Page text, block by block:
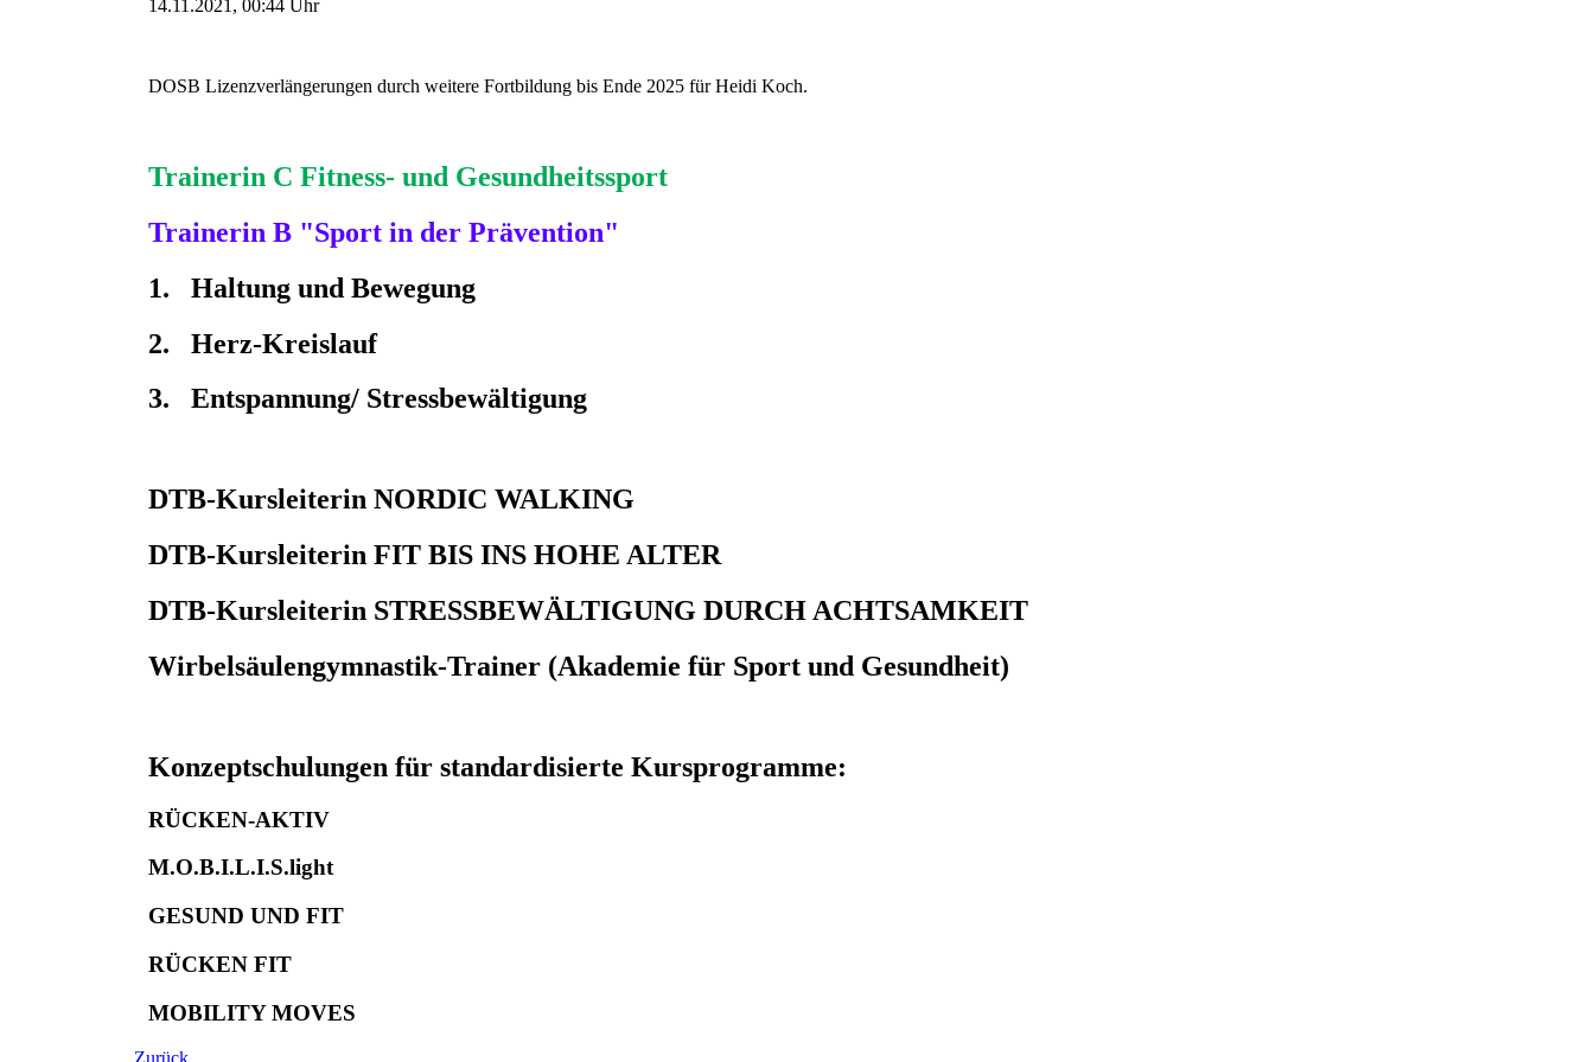
14.11.2021, 00:44Uhr
DOSB Lizenzverlängerungen durch weitere Fortbildung bis Ende 2025 für Heidi Koch.
Trainerin C Fitness- und Gesundheitssport
Trainerin B "Sport in der Prävention"
1. Haltung und Bewegung
2. Herz-Kreislauf
3. Entspannung/ Stressbewältigung
DTB-Kursleiterin NORDIC WALKING
DTB-Kursleiterin FIT BIS INS HOHE ALTER
DTB-Kursleiterin STRESSBEWÄLTIGUNG DURCH ACHTSAMKEIT
Wirbelsäulengymnastik-Trainer(Akademie für Sport und Gesundheit)
Konzeptschulungen für standardisierte Kursprogramme:
RÜCKEN-AKTIV
M.O.B.I.L.I.S.light
GESUND UND FIT
RÜCKEN FIT
MOBILITY MOVES